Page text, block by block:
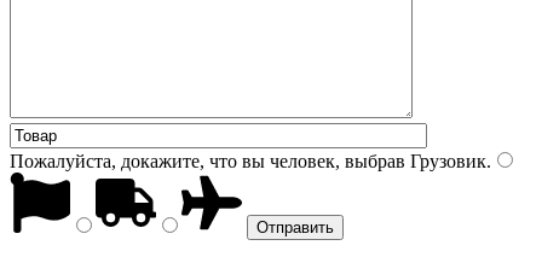
Пожалуйста, докажите, что вы человек, выбрав Грузовик.